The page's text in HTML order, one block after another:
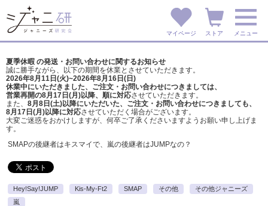
マイページ ストア メニュー
夏季休暇 の発送・お問い合わせに関するお知らせ
誠に勝手ながら、以下の期間を休業とさせていただきます。
2026年8月11日(火)~2026年8月16日(日)
休業中にいただきました、ご注文・お問い合わせにつきましては、
営業再開の8月17日(月)以降、順に対応させていただきます。
また、 8月8日(土)以降にいただいた、ご注文・ お問い合わせにつきましても、
8月17日(月)以降に対応させていただく場合がございます。
大変ご迷惑をおかけしますが、 何卒ご了承くださいますようお願い申し上げま
す。
SMAPの後継者はキスマイで、嵐の後継者はJUMPなの？
Hey!Say!JUMP Kis-My-Ft2 SMAP その他
その他ジャニーズ
嵐